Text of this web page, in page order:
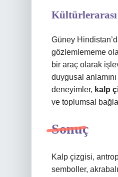
Güney
gözlemlememe
bir araç olarak
duygusal
deneyimler, kalp
ve toplumsal
Sonuç
Kalp çizgisi,
semboller,